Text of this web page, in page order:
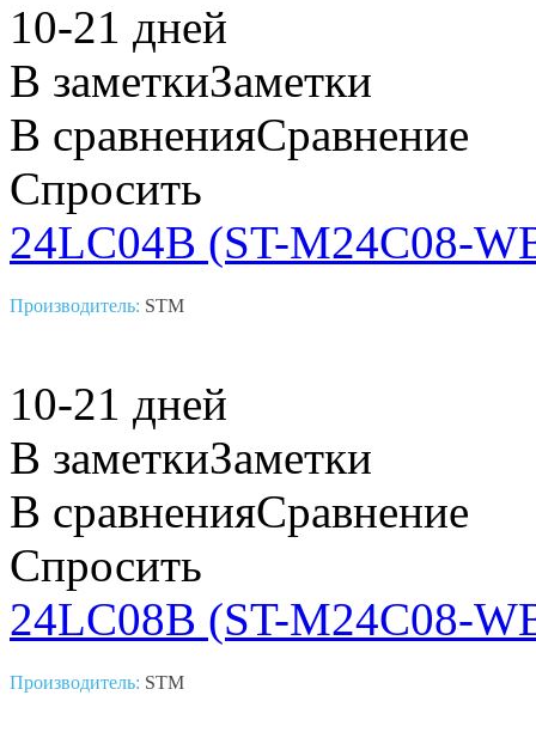
10-21 дней
В заметкиЗаметки
В сравненияСравнение
Спросить
24LC04B (ST-M24C08-
Производитель: STM
10-21 дней
В заметкиЗаметки
В сравненияСравнение
Спросить
24LC08B (ST-M24C08-
Производитель: STM